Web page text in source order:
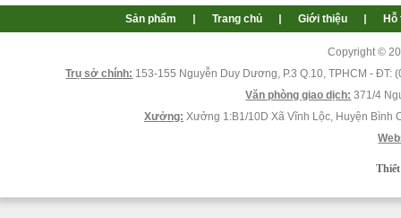
Sản phẩm Trang chủ Giới thiệu
Copyright ©
Trụ sở chính: 153-155 Nguyễn Duy Dương, P.3 Q.10, TPHCM -
Văn phòng giao dịch: 371/4
Xưởng: Xưởng 1:B1/10D Xã Vĩnh Lộc, Huyện Bình